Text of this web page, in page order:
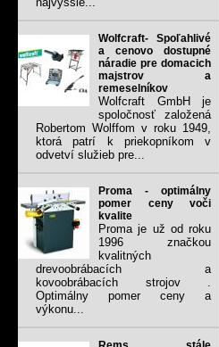
Wolfcraft- Spoľahlivé
a cenovo dostupné
náradie pre domacich
majstrov a
remeselníkov
Wolfcraft GmbH je
spoločnosť založená
Robertom Wolffom v roku 1949,
ktorá patrí k priekopníkom v
odvetví služieb pre...
Proma - optimálny
pomer ceny voči
kvalite
Proma je už od roku
1996 značkou
kvalitných
drevoobrábacích a
kovoobrábacích strojov .
Optimálny pomer ceny a
výkonu...